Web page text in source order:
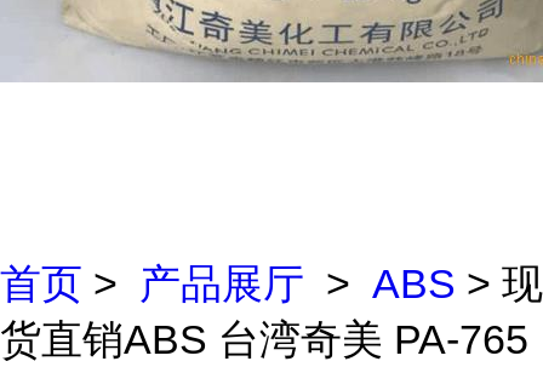
首页 > 产品展厅 > ABS > 现
货直销ABS 台湾奇美 PA-765